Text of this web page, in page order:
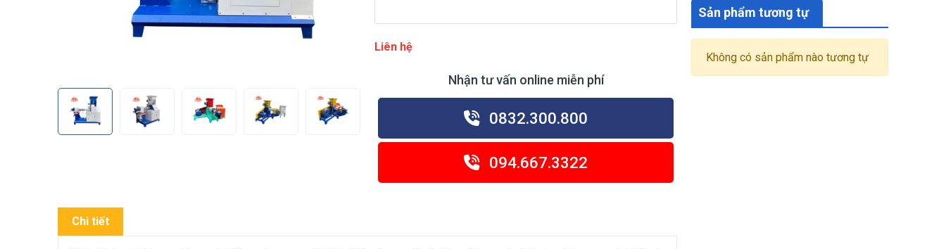
Liên hệ
Nhận tư vấn online miễn phí
0832.300.800
094.667.3322
Chi tiết
Sản phẩm tương tự
Không có sản phẩm nào tương tự